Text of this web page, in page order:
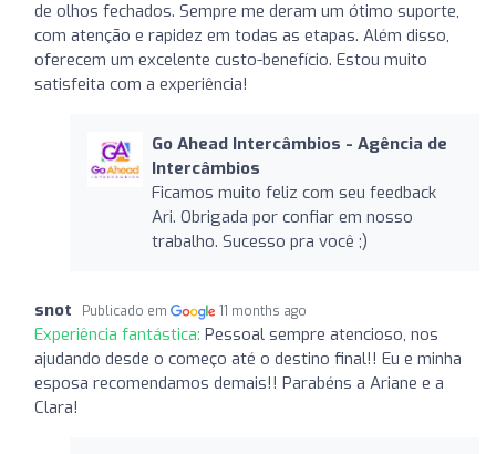
de olhos fechados. Sempre me deram um ótimo suporte,
com atenção e rapidez em todas as etapas. Além disso,
oferecem um excelente custo-benefício. Estou muito
satisfeita com a experiência!
Go Ahead Intercâmbios - Agência de
Intercâmbios
Ficamos muito feliz com seu feedback
Ari. Obrigada por confiar em nosso
trabalho. Sucesso pra você ;)
snot Publicado em 11 months ago
Experiência fantástica: Pessoal sempre atencioso, nos
ajudando desde o começo até o destino final!! Eu e minha
esposa recomendamos demais!! Parabéns a Ariane e a
Clara!